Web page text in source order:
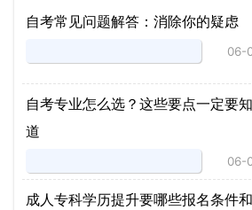
自考常见问题解答：消除你的疑虑
06-
自考专业怎么选？这些要点一定要知
道
06-
成人专科学历提升要哪些报名条件和